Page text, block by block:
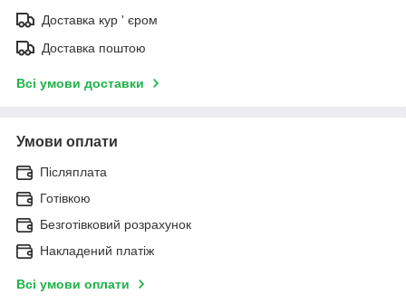
Доставка кур ' єром
Доставка поштою
Всі умови доставки
Умови оплати
Післяплата
Готівкою
Безготівковий розрахунок
Накладений платіж
Всі умови оплати